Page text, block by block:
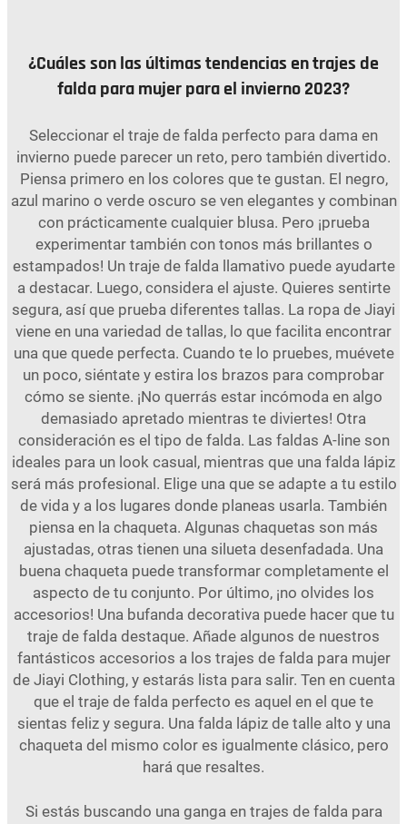
¿Cuáles son las últimas tendencias en trajes de
falda para mujer para el invierno 2023?
Seleccionar el traje de falda perfecto para dama en
invierno puede parecer un reto, pero también divertido.
Piensa primero en los colores que te gustan. El negro,
azul marino o verde oscuro se ven elegantes y combinan
con prácticamente cualquier blusa. Pero ¡prueba
experimentar también con tonos más brillantes o
estampados! Un traje de falda llamativo puede ayudarte
a destacar. Luego, considera el ajuste. Quieres sentirte
segura, así que prueba diferentes tallas. La ropa de Jiayi
viene en una variedad de tallas, lo que facilita encontrar
una que quede perfecta. Cuando te lo pruebes, muévete
un poco, siéntate y estira los brazos para comprobar
cómo se siente. ¡No querrás estar incómoda en algo
demasiado apretado mientras te diviertes! Otra
consideración es el tipo de falda. Las faldas A-line son
ideales para un look casual, mientras que una falda lápiz
será más profesional. Elige una que se adapte a tu estilo
de vida y a los lugares donde planeas usarla. También
piensa en la chaqueta. Algunas chaquetas son más
ajustadas, otras tienen una silueta desenfadada. Una
buena chaqueta puede transformar completamente el
aspecto de tu conjunto. Por último, ¡no olvides los
accesorios! Una bufanda decorativa puede hacer que tu
traje de falda destaque. Añade algunos de nuestros
fantásticos accesorios a los trajes de falda para mujer
de Jiayi Clothing, y estarás lista para salir. Ten en cuenta
que el traje de falda perfecto es aquel en el que te
sientas feliz y segura. Una falda lápiz de talle alto y una
chaqueta del mismo color es igualmente clásico, pero
hará que resaltes.
Si estás buscando una ganga en trajes de falda para